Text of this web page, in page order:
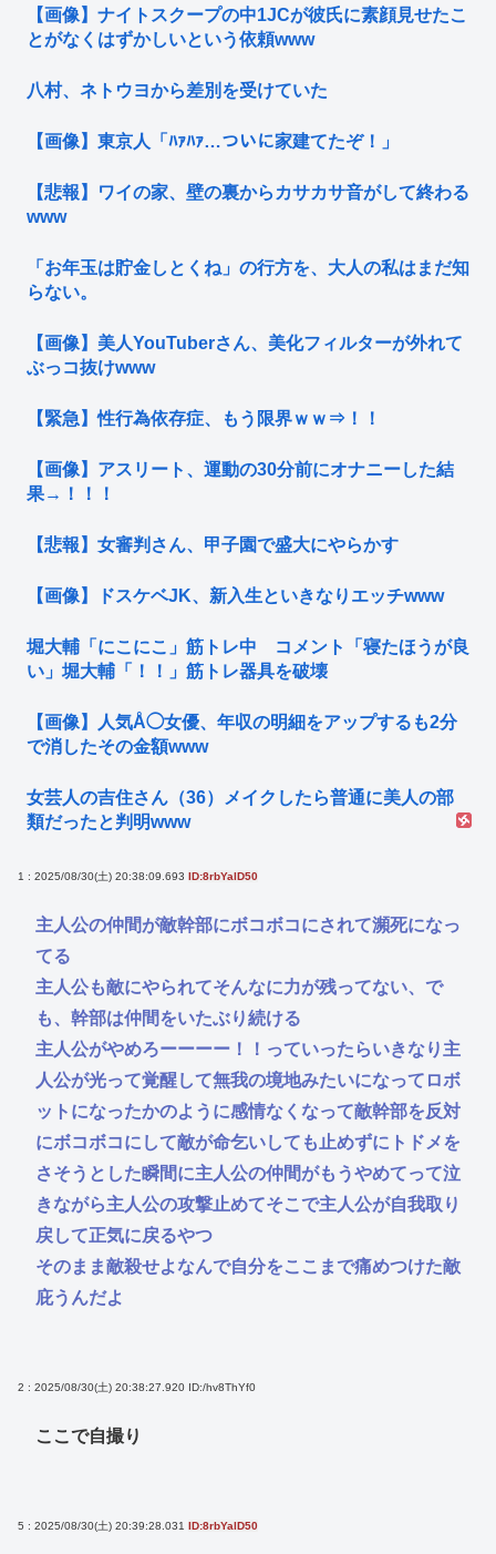
【画像】ナイトスクープの中1JCが彼氏に素顔見せたこ
とがなくはずかしいという依頼www
八村、ネトウヨから差別を受けていた
【画像】東京人「ﾊｧﾊｧ…ついに家建てたぞ！」
【悲報】ワイの家、壁の裏からカサカサ音がして終わる
www
「お年玉は貯金しとくね」の行方を、大人の私はまだ知
らない。
【画像】美人YouTuberさん、美化フィルターが外れて
ぶっコ抜けwww
【緊急】性行為依存症、もう限界ｗｗ⇒！！
【画像】アスリート、運動の30分前にオナニーした結
果→！！！
【悲報】女審判さん、甲子園で盛大にやらかす
【画像】ドスケベJK、新入生といきなりエッチwww
堀大輔「にこにこ」筋トレ中 コメント「寝たほうが良
い」堀大輔「！！」筋トレ器具を破壊
【画像】人気Å◯女優、年収の明細をアップするも2分
で消したその金額www
女芸人の吉住さん（36）メイクしたら普通に美人の部
類だったと判明www
1 : 2025/08/30(土) 20:38:09.693 ID:8rbYalD50
主人公の仲間が敵幹部にボコボコにされて瀕死になっ
てる
主人公も敵にやられてそんなに力が残ってない、で
も、幹部は仲間をいたぶり続ける
主人公がやめろーーーー！！っていったらいきなり主
人公が光って覚醒して無我の境地みたいになってロボ
ットになったかのように感情なくなって敵幹部を反対
にボコボコにして敵が命乞いしても止めずにトドメを
さそうとした瞬間に主人公の仲間がもうやめてって泣
きながら主人公の攻撃止めてそこで主人公が自我取り
戻して正気に戻るやつ
そのまま敵殺せよなんで自分をここまで痛めつけた敵
庇うんだよ
2 : 2025/08/30(土) 20:38:27.920 ID:/hv8ThYf0
ここで自撮り
5 : 2025/08/30(土) 20:39:28.031 ID:8rbYalD50